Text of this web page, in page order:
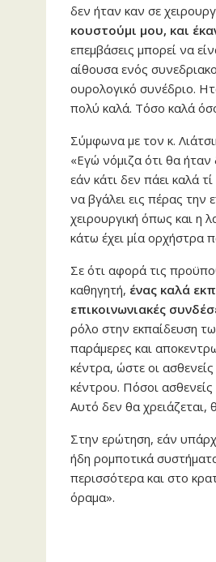
δεν ήταν καν σε
κουστούμι μου, και
επεμβάσεις μπορεί να
αίθουσα ενός
ουρολογικό συνέδριο.
πολύ καλά. Τόσο καλά
Σύμφωνα με τον κ.
«Εγώ νόμιζα ότι θα ήταν
εάν κάτι δεν πάει καλά
να βγάλει εις πέρας την
χειρουργική όπως και η
κάτω έχει μία ορχήστρα
Σε ότι αφορά τις
καθηγητή, ένας καλά
επικοινωνιακές
ρόλο στην εκπαίδευση
παράμερες και
κέντρα, ώστε οι
κέντρου. Πόσοι
Αυτό δεν θα χρειάζεται,
Στην ερώτηση, εάν
ήδη ρομποτικά
περισσότερα και στο
όραμα».